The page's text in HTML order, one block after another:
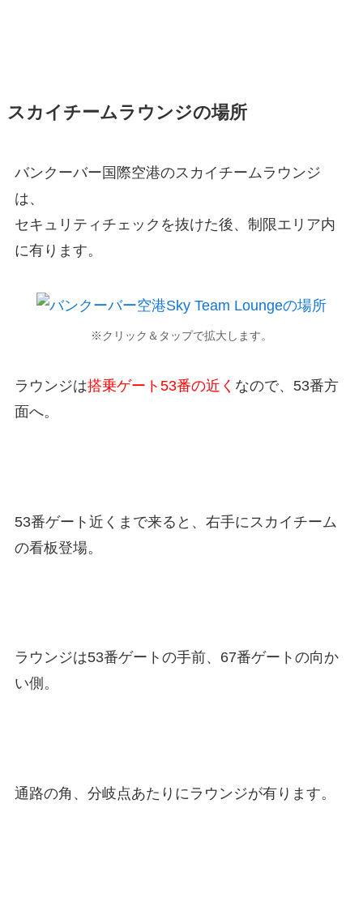
スカイチームラウンジの場所
バンクーバー国際空港のスカイチームラウンジ
は、
セキュリティチェックを抜けた後、制限エリア内
に有ります。
※クリック＆タップで拡大します。
ラウンジは搭乗ゲート53番の近く なので、53番方
面へ。
53番ゲート近くまで来ると、右手にスカイチーム
の看板登場。
ラウンジは53番ゲートの手前、67番ゲートの向か
い側。
通路の角、分岐点あたりにラウンジが有ります。